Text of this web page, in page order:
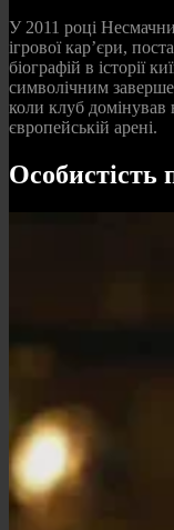
У 2011 році
ігрової кар’єри,
біографій в історії
символічним
коли клуб домінував
європейській арені.
Особистість